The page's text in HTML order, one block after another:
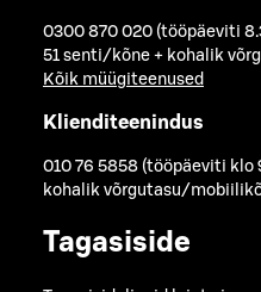
0300 870 020 (tööpäeviti
51 senti/kõne + kohalik
Kõik müügiteenused
Klienditeenindus
010 76 5858 (tööpäeviti klo
kohalik võrgutasu/
Tagasiside